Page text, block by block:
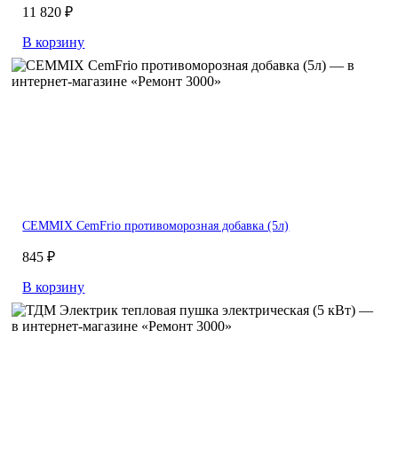
11 820 ₽
В корзину
CEMMIX CemFrio противоморозная добавка (5л)
845 ₽
В корзину